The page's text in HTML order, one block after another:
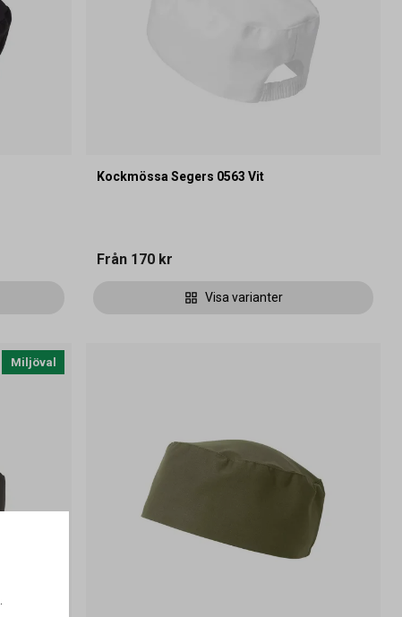
Kockmössa Segers 0563 Vit
Från 170 kr
Visa varianter
Miljöval